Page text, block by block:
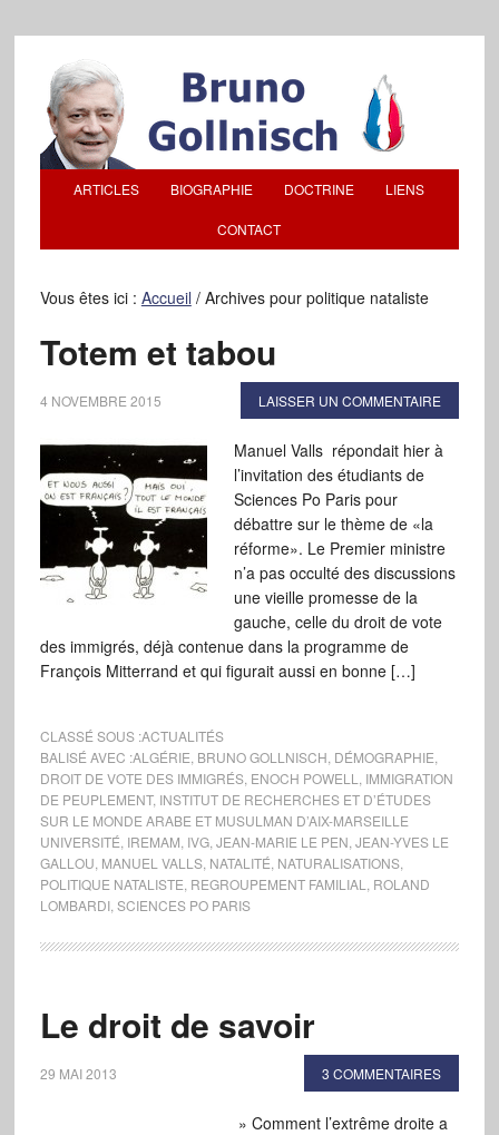
ARTICLES BIOGRAPHIE DOCTRINE LIENS
CONTACT
Vous êtes ici : Accueil /Archives pour politique nataliste
Totem et tabou
4 NOVEMBRE 2015 LAISSER UN COMMENTAIRE
Manuel Valls répondait hier à
l’invitation des étudiants de
Sciences Po Paris pour
débattre sur le thème de «la
réforme». Le Premier ministre
n’a pas occulté des discussions
une vieille promesse de la
gauche, celle du droit de vote
des immigrés, déjà contenue dans la programme de
François Mitterrand et qui figurait aussi en bonne […]
CLASSÉ SOUS :ACTUALITÉS
BALISÉ AVEC :ALGÉRIE BRUNO GOLLNISCH DÉMOGRAPHIE
DROIT DE VOTE DES IMMIGRÉS, ENOCH POWELL
IMMIGRATION
DE PEUPLEMENT, INSTITUT DE RECHERCHES ET D’ÉTUDES
SUR LE MONDE ARABE ET MUSULMAN D’AIX-MARSEILLE
UNIVERSITÉ IREMAM IVG, JEAN-MARIE LE PEN JEAN-YVES LE
GALLOU MANUEL VALLS, NATALITÉ NATURALISATIONS,
POLITIQUE NATALISTE REGROUPEMENT FAMILIAL
ROLAND
LOMBARDI, SCIENCES PO PARIS
Le droit de savoir
29 MAI 2013 3 COMMENTAIRES
» Comment l’extrême droite a